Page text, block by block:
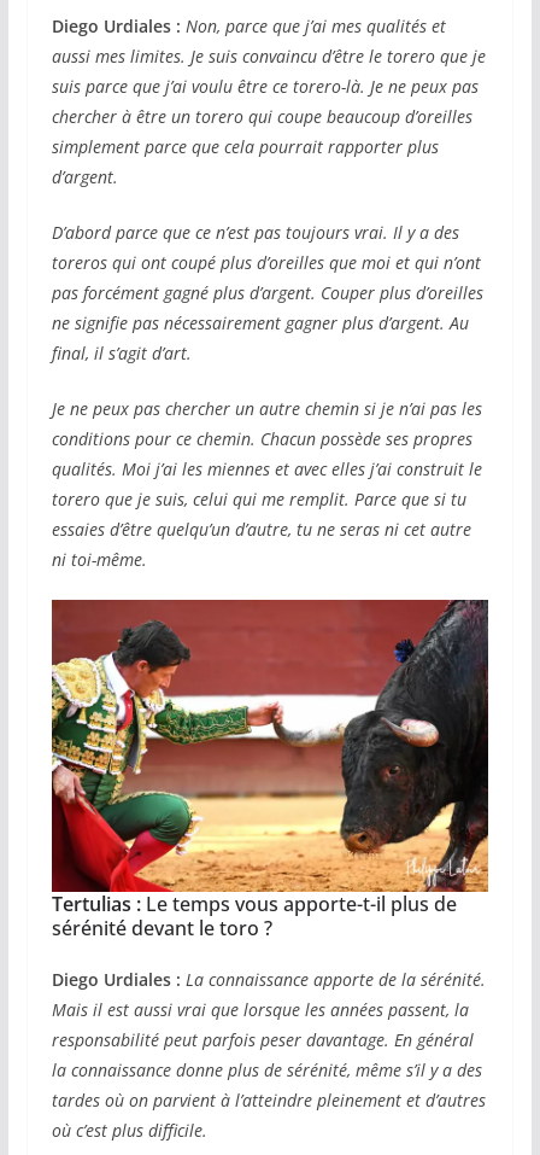
Diego Urdiales : Non, parce que j’ai mes qualités et
aussi mes limites. Je suis convaincu d’être le torero que je
suis parce que j’ai voulu être ce torero-là. Je ne peux pas
chercher à être un torero qui coupe beaucoup d’oreilles
simplement parce que cela pourrait rapporter plus
d’argent.
D’abord parce que ce n’est pas toujours vrai. Il y a des
toreros qui ont coupé plus d’oreilles que moi et qui n’ont
pas forcément gagné plus d’argent. Couper plus d’oreilles
ne signifie pas nécessairement gagner plus d’argent. Au
final, il s’agit d’art.
Je ne peux pas chercher un autre chemin si je n’ai pas les
conditions pour ce chemin. Chacun possède ses propres
qualités. Moi j’ai les miennes et avec elles j’ai construit le
torero que je suis, celui qui me remplit. Parce que si tu
essaies d’être quelqu’un d’autre, tu ne seras ni cet autre
ni toi-même.
Tertulias :Le temps vous apporte-t-il plus de
sérénité devant le toro ?
Diego Urdiales : La connaissance apporte de la sérénité.
Mais il est aussi vrai que lorsque les années passent, la
responsabilité peut parfois peser davantage. En général
la connaissance donne plus de sérénité, même s’il y a des
tardes où on parvient à l’atteindre pleinement et d’autres
où c’est plus difficile.